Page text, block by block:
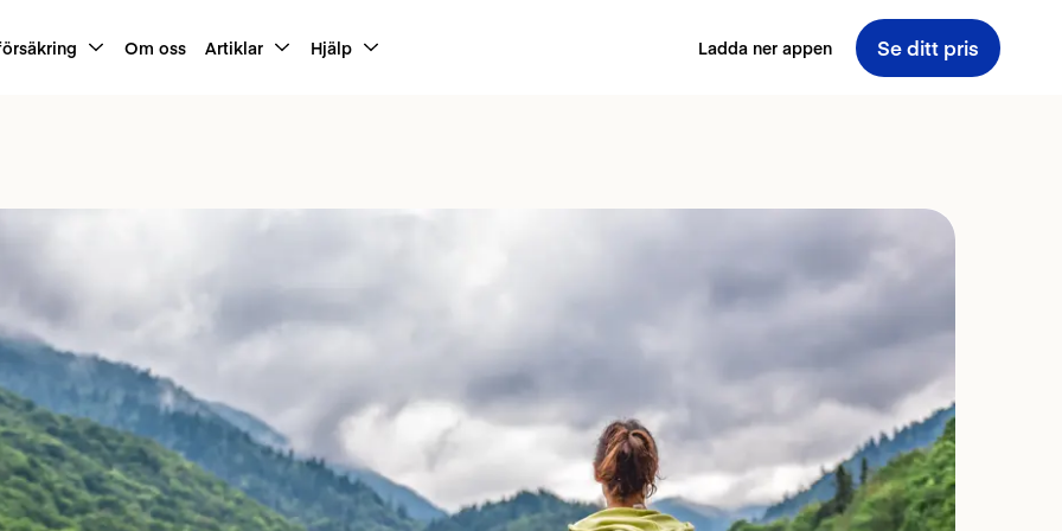
Om oss Artiklar Hjälp Ladda ner appen Se ditt pris